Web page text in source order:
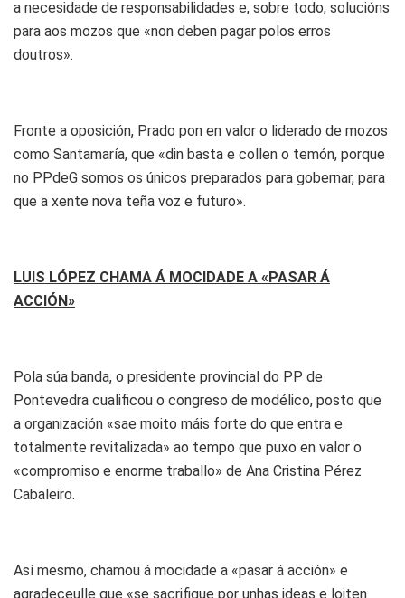
a necesidade de responsabilidades e, sobre todo, solucións
para aos mozos que «non deben pagar polos erros
doutros».
Fronte a oposición, Prado pon en valor o liderado de mozos
como Santamaría, que «din basta e collen o temón, porque
no PPdeG somos os únicos preparados para gobernar, para
que a xente nova teña voz e futuro».
LUIS LÓPEZ CHAMA Á MOCIDADE A «PASAR Á
ACCIÓN»
Pola súa banda, o presidente provincial do PP de
Pontevedra cualificou o congreso de modélico, posto que
a organización «sae moito máis forte do que entra e
totalmente revitalizada» ao tempo que puxo en valor o
«compromiso e enorme traballo» de Ana Cristina Pérez
Cabaleiro.
Así mesmo, chamou á mocidade a «pasar á acción» e
agradeceulle que «se sacrifique por unhas ideas e loiten